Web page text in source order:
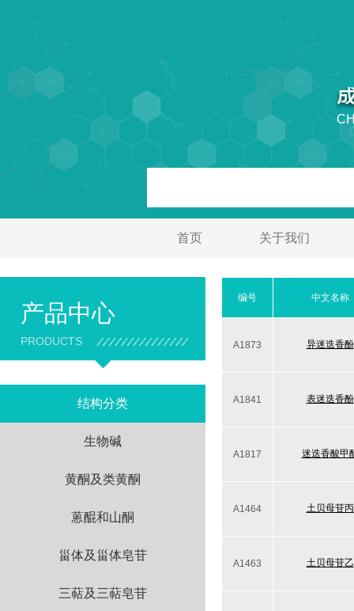
首页 关于我们
产品中心
PRODUCTS
结构分类
生物碱
黄酮及类黄酮
蒽醌和山酮
甾体及甾体皂苷
三萜及三萜皂苷
编号 中文名称
A1873 异迷迭香酚
A1841 表迷迭香酚
A1817 迷迭香酸甲
A1464 土贝母苷丙
A1463 土贝母苷乙